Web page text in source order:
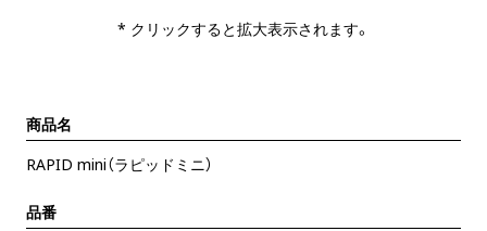
* クリックすると拡大表示されます。
商品名
RAPID mini（ラピッドミニ）
品番